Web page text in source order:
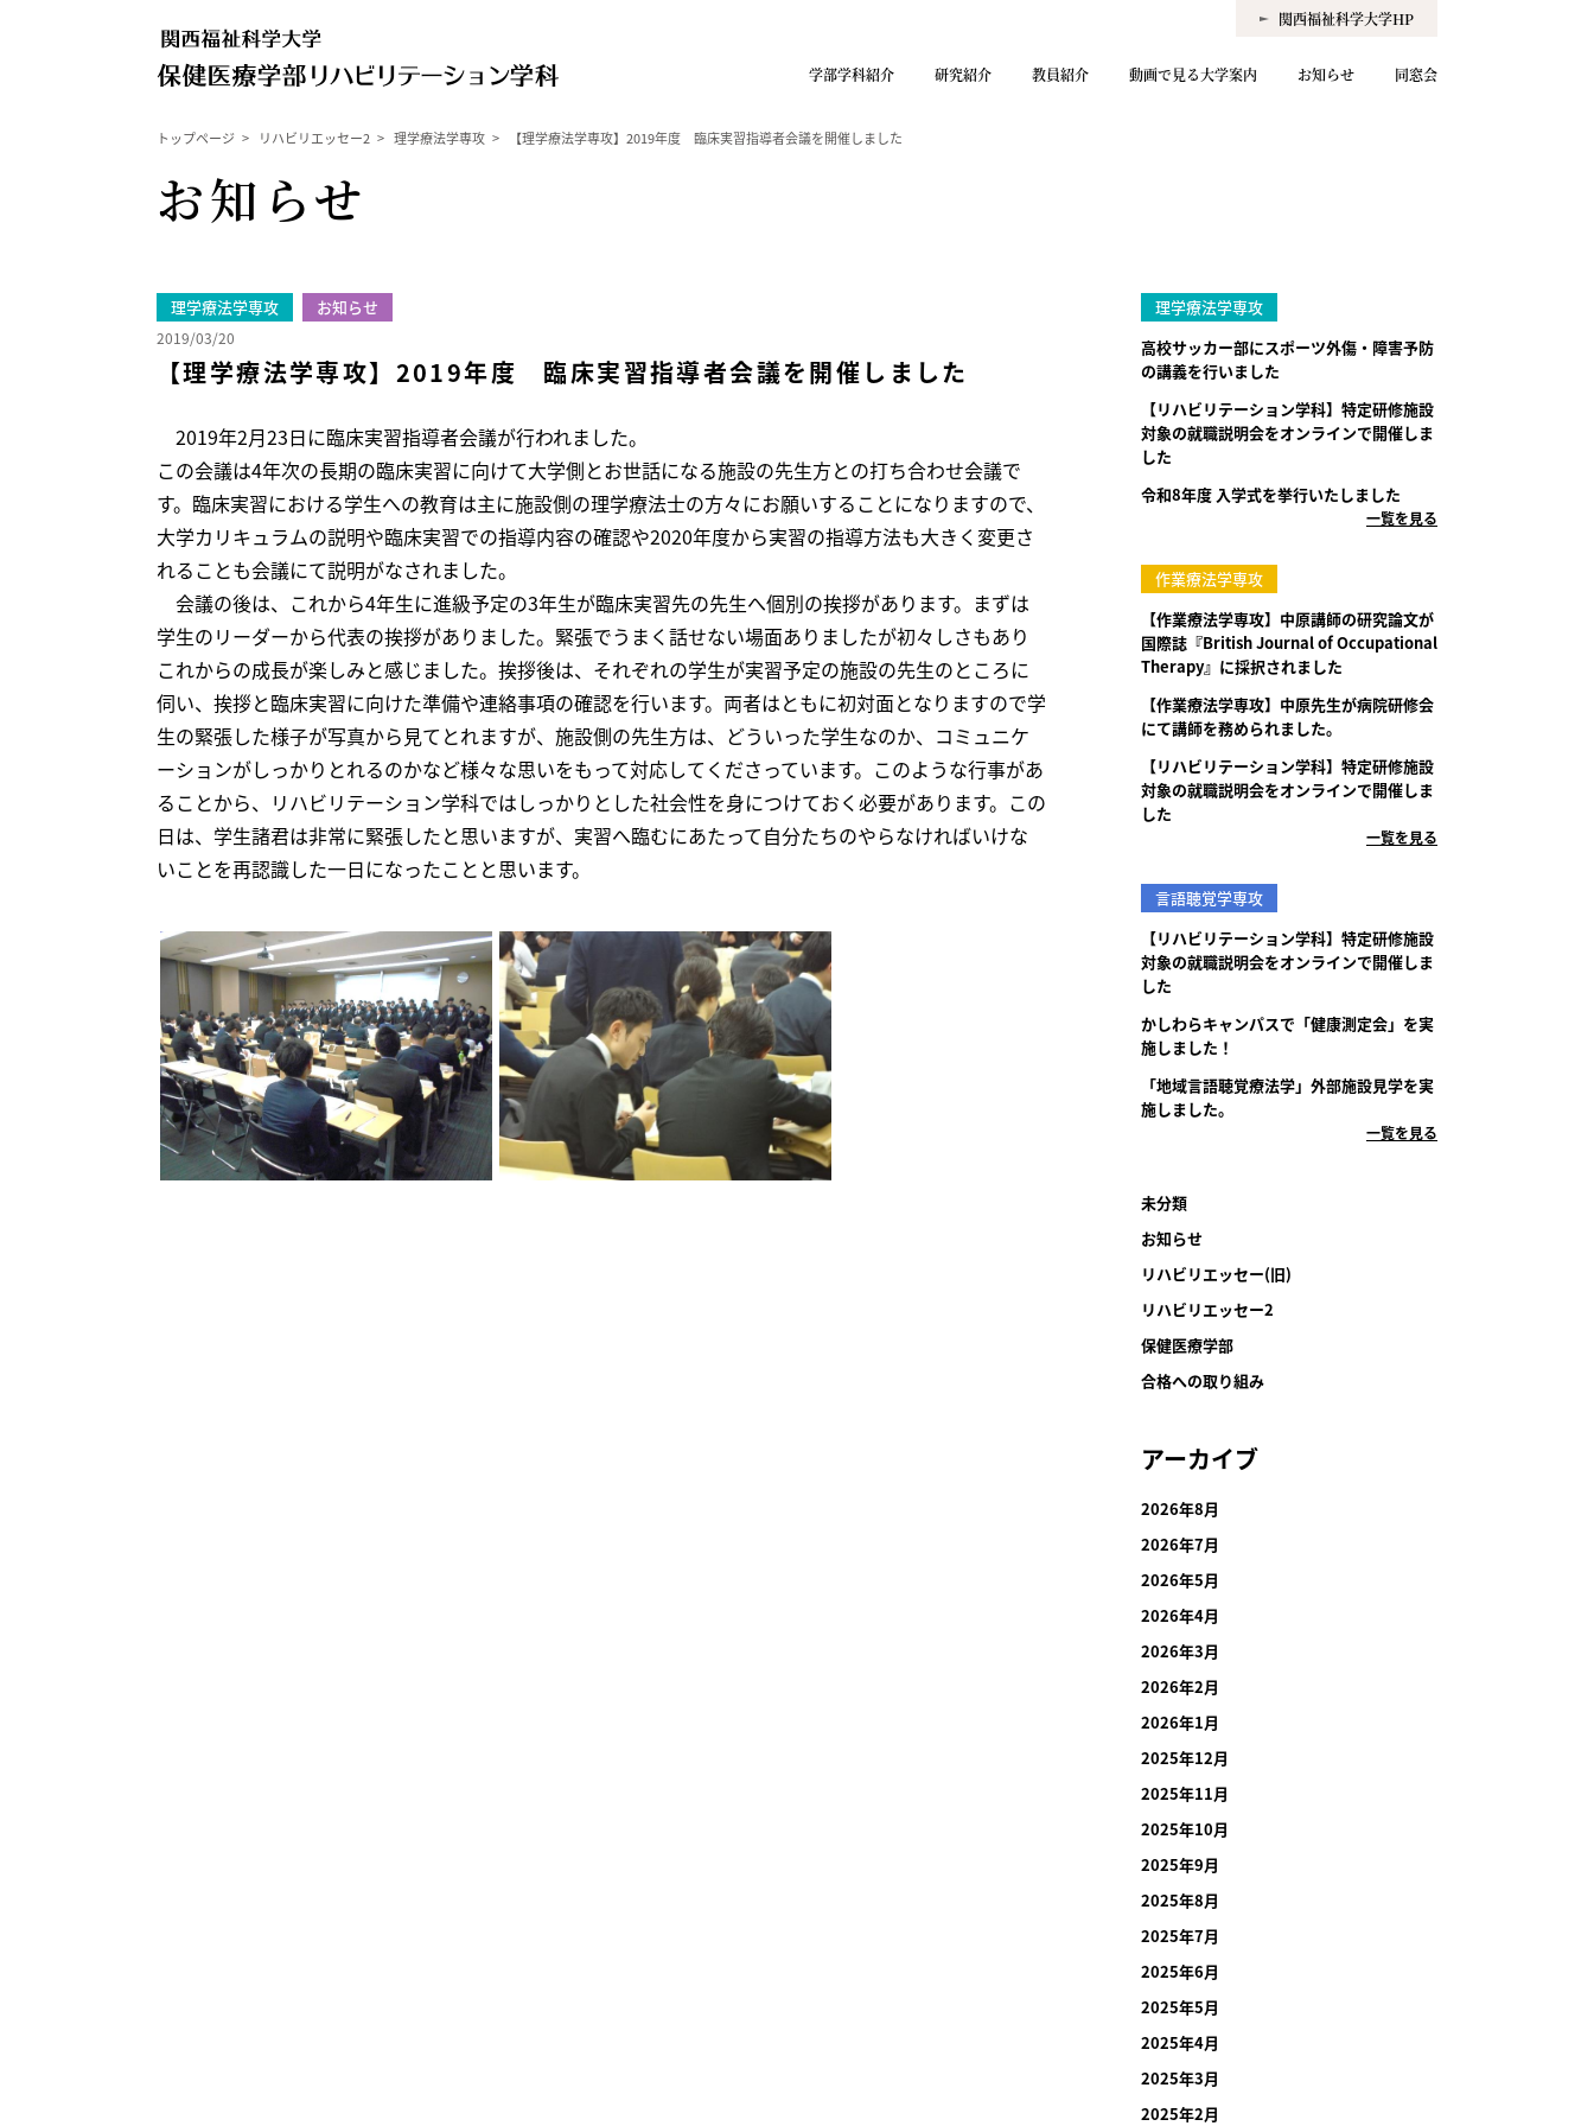
学部学科紹介 研究紹介 教員紹介 動画で見る大学案内 お知らせ 同窓会
関西福祉科学大学HP
トップページ > リハビリエッセー2 > 理学療法学専攻 > 【理学療法学専攻】2019年度 臨床実習指導者会議を開催しました
お知らせ
理学療法学専攻 お知らせ
2019/03/20
【理学療法学専攻】2019年度 臨床実習指導者会議を開催しました
2019年2月23日に臨床実習指導者会議が行われました。
この会議は4年次の長期の臨床実習に向けて大学側とお世話になる施設の先生方との打ち合わせ会議で
す。臨床実習における学生への教育は主に施設側の理学療法士の方々にお願いすることになりますので、
大学カリキュラムの説明や臨床実習での指導内容の確認や2020年度から実習の指導方法も大きく変更さ
れることも会議にて説明がなされました。
会議の後は、これから4年生に進級予定の3年生が臨床実習先の先生へ個別の挨拶があります。まずは
学生のリーダーから代表の挨拶がありました。緊張でうまく話せない場面ありましたが初々しさもあり
これからの成長が楽しみと感じました。挨拶後は、それぞれの学生が実習予定の施設の先生のところに
伺い、挨拶と臨床実習に向けた準備や連絡事項の確認を行います。両者はともに初対面となりますので学
生の緊張した様子が写真から見てとれますが、施設側の先生方は、どういった学生なのか、コミュニケ
ーションがしっかりとれるのかなど様々な思いをもって対応してくださっています。このような行事があ
ることから、リハビリテーション学科ではしっかりとした社会性を身につけておく必要があります。この
日は、学生諸君は非常に緊張したと思いますが、実習へ臨むにあたって自分たちのやらなければいけな
いことを再認識した一日になったことと思います。
理学療法学専攻
高校サッカー部にスポーツ外傷・障害予防
の講義を行いました
【リハビリテーション学科】特定研修施設
対象の就職説明会をオンラインで開催しま
した
令和8年度 入学式を挙行いたしました
一覧を見る
作業療法学専攻
【作業療法学専攻】中原講師の研究論文が
国際誌『British Journal of Occupational
Therapy』に採択されました
【作業療法学専攻】中原先生が病院研修会
にて講師を務められました。
【リハビリテーション学科】特定研修施設
対象の就職説明会をオンラインで開催しま
した
一覧を見る
言語聴覚学専攻
【リハビリテーション学科】特定研修施設
対象の就職説明会をオンラインで開催しま
した
かしわらキャンパスで「健康測定会」を実
施しました！
「地域言語聴覚療法学」外部施設見学を実
施しました。
一覧を見る
未分類
お知らせ
リハビリエッセー(旧)
リハビリエッセー2
保健医療学部
合格への取り組み
アーカイブ
2026年8月
2026年7月
2026年5月
2026年4月
2026年3月
2026年2月
2026年1月
2025年12月
2025年11月
2025年10月
2025年9月
2025年8月
2025年7月
2025年6月
2025年5月
2025年4月
2025年3月
2025年2月